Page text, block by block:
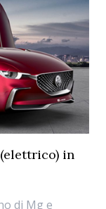
in
di Mg e